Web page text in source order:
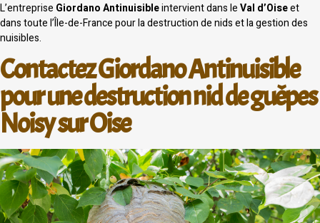
L’entreprise Giordano Antinuisibleintervient dans leVal d’Oiseet
dans toute l’Île-de-France pour la destruction de nids et la gestion des
nuisibles.
Contactez Giordano Antinuisible
pour une destruction nid de guêpes
Noisy sur Oise